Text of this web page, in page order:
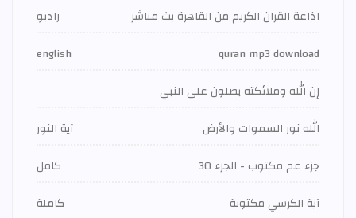
اذاعة القران الكريم من القاهرة بث مباشر
راديو
quran mp3 download
english
إن الله وملائكته يصلون على النبي
الله نور السموات والأرض
آية النور
جزء عم مكتوب - الجزء 30
كامل
آية الكرسي مكتوبة
كاملة